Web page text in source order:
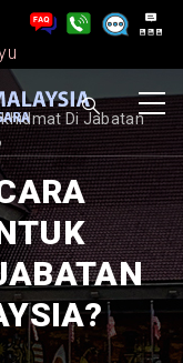
Di Jabatan